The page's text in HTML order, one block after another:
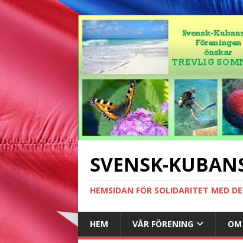
SVENSK-
HEMSIDAN FÖR SOLIDARITET MED
HEM VÅR FÖRENING